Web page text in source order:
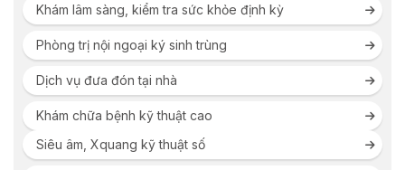
Khám lâm sàng, kiểm tra sức khỏe định kỳ
Phòng trị nội ngoại ký sinh trùng
Dịch vụ đưa đón tại nhà
Khám chữa bệnh kỹ thuật cao
Siêu âm, Xquang kỹ thuật số